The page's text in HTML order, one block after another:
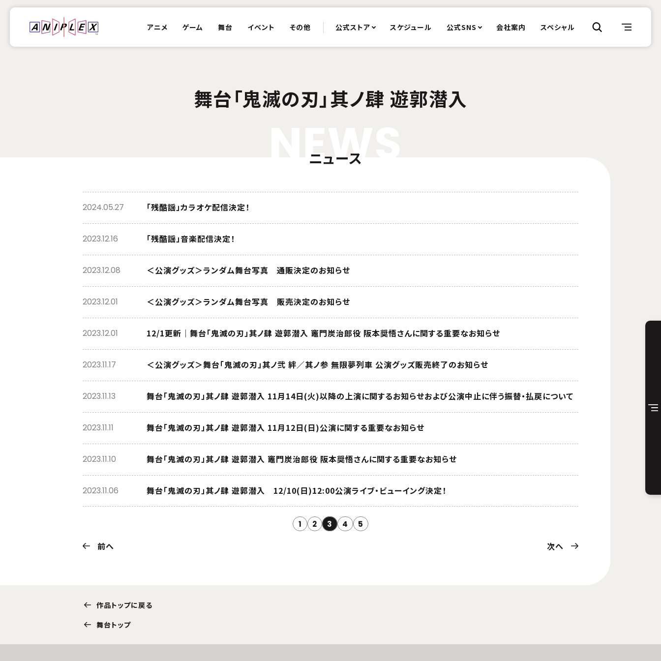
アニメ ゲーム 舞台 イベント その他 公式ストア スケジュール 公式SNS 会社案内 スペシャル
舞台「鬼滅の刃」其ノ肆 遊郭潜入
EW
ニュース
「残酷謡」カラオケ配信決定！
2024.05.27
「残酷謡」音楽配信決定！
2023.12.16
＜公演グッズ＞ランダム舞台写真 通販決定のお知らせ
2023.12.08
＜公演グッズ＞ランダム舞台写真 販売決定のお知らせ
2023.12.01
12/1更新｜舞台「鬼滅の刃」其ノ肆 遊郭潜入 竈門炭治郎役 阪本奨悟さんに関する重要なお知らせ
2023.12.01
＜公演グッズ＞舞台「鬼滅の刃」其ノ弐 絆／其ノ参 無限夢列車 公演グッズ販売終了のお知らせ
2023.11.17
舞台「鬼滅の刃」其ノ肆 遊郭潜入 11月14日(火)以降の上演に関するお知らせおよび公演中止に伴う振替・払戻について
2023.11.13
舞台「鬼滅の刃」其ノ肆 遊郭潜入 11月12日(日)公演に関する重要なお知らせ
2023.11.11
舞台「鬼滅の刃」其ノ肆 遊郭潜入 竈門炭治郎役 阪本奨悟さんに関する重要なお知らせ
2023.11.10
舞台「鬼滅の刃」其ノ肆 遊郭潜入 12/10(日)12:00公演ライブ・ビューイング決定！
2023.11.06
1 2 3 4 5
前へ 次へ
作品トップに戻る
舞台トップ